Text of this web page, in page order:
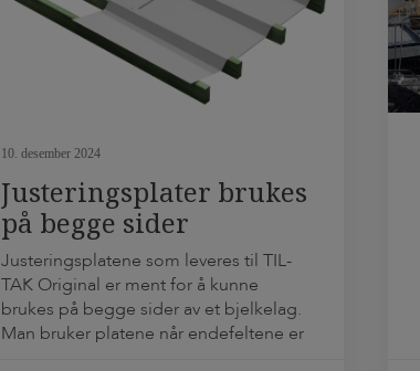
10. desember 2024
Justeringsplater brukes
på begge sider
Justeringsplatene som leveres til TIL-
TAK Original er ment for å kunne
brukes på begge sider av et bjelkelag.
Man bruker platene når endefeltene er